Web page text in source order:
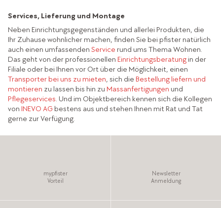
Services, Lieferung und Montage
Neben Einrichtungsgegenständen und allerlei Produkten, die
Ihr Zuhause wohnlicher machen, finden Sie bei pfister natürlich
auch einen umfassenden Service rund ums Thema Wohnen.
Das geht von der professionellen Einrichtungsberatungin der
Filiale oder bei Ihnen vor Ort über die Möglichkeit, einen
Transporter bei uns zu mieten, sich die Bestellung liefern und
montieren zu lassen bis hin zu Massanfertigungen und
Pflegeservices. Und im Objektbereich kennen sich die Kollegen
von INEVO AG bestens aus und stehen Ihnen mit Rat und Tat
gerne zur Verfügung.
mypfister
Vorteil
Newsletter
Anmeldung